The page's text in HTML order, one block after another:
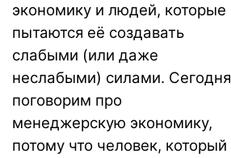
экономику и людей, которые
пытаются её создавать
слабыми (или даже
неслабыми) силами. Сегодня
поговорим про
менеджерскую экономику,
потому что человек, который